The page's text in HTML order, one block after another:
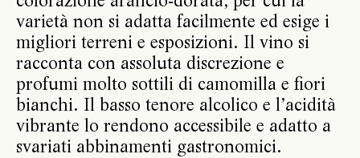
varietà non si adatta facilmente ed esige i
migliori terreni e esposizioni. Il vino si
racconta con assoluta discrezione e
profumi molto sottili di camomilla e fiori
bianchi. Il basso tenore alcolico e l’acidità
vibrante lo rendono accessibile e adatto a
svariati abbinamenti gastronomici.